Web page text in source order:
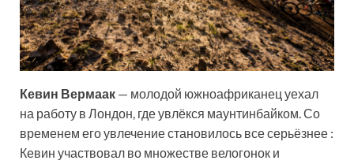
Кевин Вермаак — молодой южноафриканец уехал
на работу в Лондон, где увлёкся маунтинбайком. Со
временем его увлечение становилось все серьёзнее :
Кевин участвовал во множестве велогонок и